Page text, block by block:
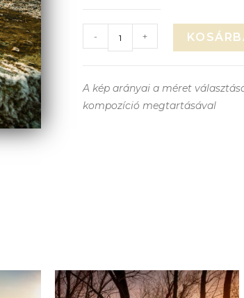
- +
A kép arányai a méret
kompozíció megtartásával